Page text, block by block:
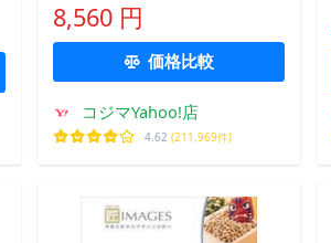
ション ワフウデザインフオ
ントコレクシヨン
8,560 円
価格比較
コジマYahoo!店
4.62 (211,969件)